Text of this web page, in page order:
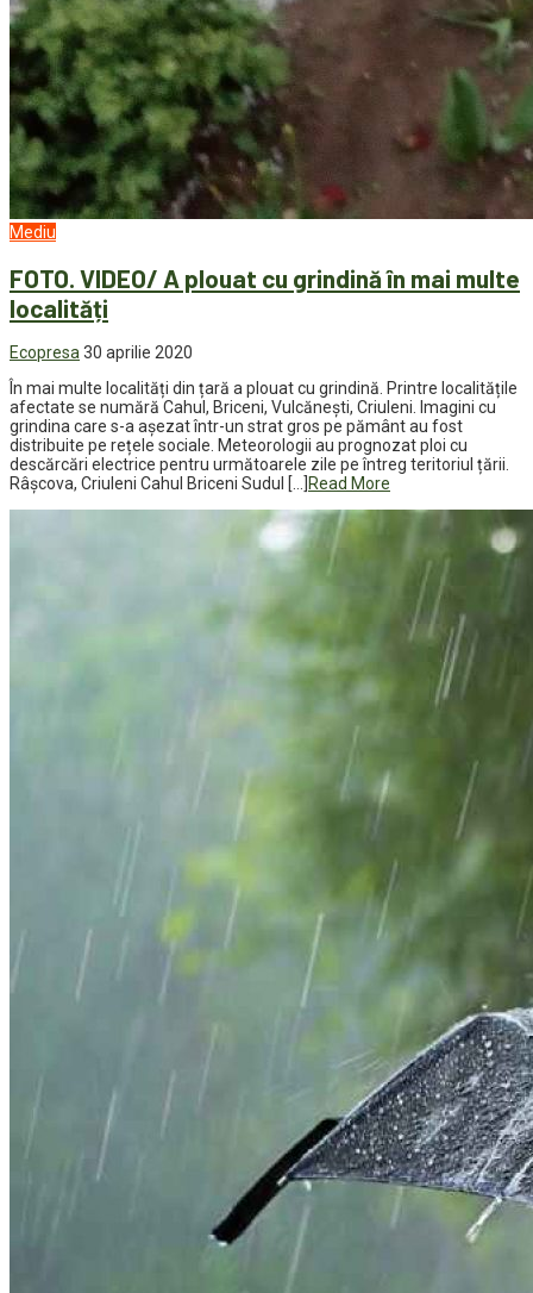
Mediu
FOTO. VIDEO/ A plouat cu grindină în mai multe
localități
Ecopresa 30 aprilie 2020
În mai multe localități din țară a plouat cu grindină. Printre localitățile
afectate se numără Cahul, Briceni, Vulcănești, Criuleni. Imagini cu
grindina care s-a așezat într-un strat gros pe pământ au fost
distribuite pe rețele sociale. Meteorologii au prognozat ploi cu
descărcări electrice pentru următoarele zile pe întreg teritoriul țării.
Râșcova, Criuleni Cahul Briceni Sudul […]
Read More